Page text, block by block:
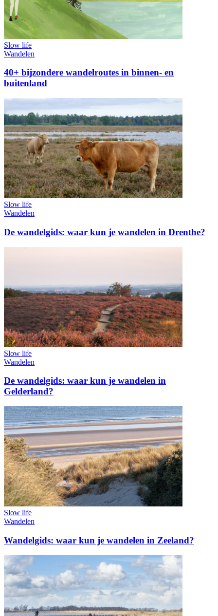
Slow life
Wandelen
40+ bijzondere wandelroutes in binnen- en
buitenland
Slow life
Wandelen
De wandelgids: waar kun je wandelen in Drenthe?
Slow life
Wandelen
De wandelgids: waar kun je wandelen in
Gelderland?
Slow life
Wandelen
Wandelgids: waar kun je wandelen in Zeeland?